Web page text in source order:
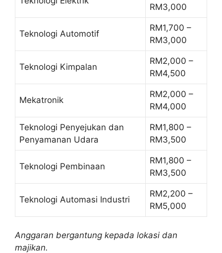
RM3,000
Teknologi Automotif
RM1,700 –
RM3,000
Teknologi Kimpalan
RM2,000 –
RM4,500
Mekatronik
RM2,000 –
RM4,000
Teknologi Penyejukan dan
Penyamanan Udara
RM1,800 –
RM3,500
Teknologi Pembinaan
RM1,800 –
RM3,500
Teknologi Automasi Industri
RM2,200 –
RM5,000
Anggaran bergantung kepada lokasi dan
majikan.